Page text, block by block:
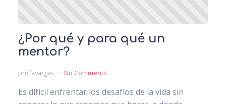
¿Por qué y para qué un
mentor?
profavargas No Comments
Es difícil enfrentar los desafíos de la vida sin